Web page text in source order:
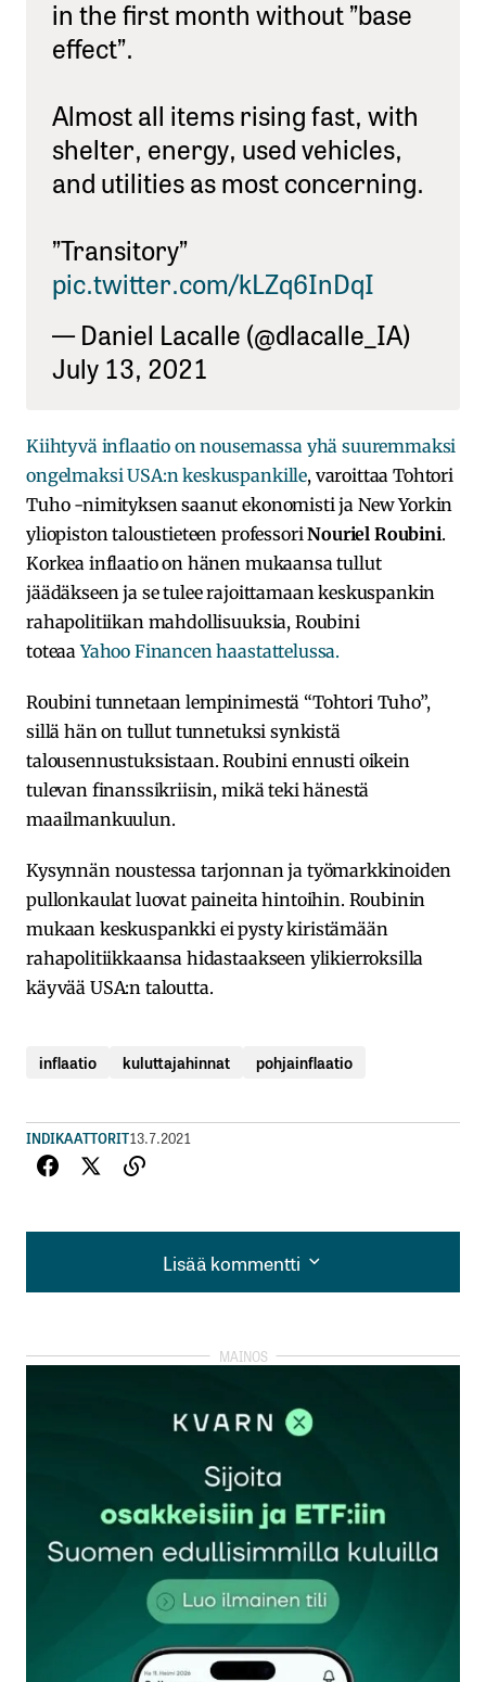
in the first month without ”base
effect”.
Almost all items rising fast, with
shelter, energy, used vehicles,
and utilities as most concerning.
”Transitory”
pic.twitter.com/kLZq6InDqI
— Daniel Lacalle (@dlacalle_IA)
July 13, 2021
Kiihtyvä inflaatio on nousemassa yhä suuremmaksi
ongelmaksi USA:n keskuspankille, varoittaa Tohtori
Tuho -nimityksen saanut ekonomisti ja New Yorkin
yliopiston taloustieteen professoriNouriel Roubini.
Korkea inflaatio on hänen mukaansa tullut
jäädäkseen ja se tulee rajoittamaan keskuspankin
rahapolitiikan mahdollisuuksia, Roubini
toteaaYahoo Financen haastattelussa.
Roubini tunnetaan lempinimestä “Tohtori Tuho”,
sillä hän on tullut tunnetuksi synkistä
talousennustuksistaan. Roubini ennusti oikein
tulevan finanssikriisin, mikä teki hänestä
maailmankuulun.
Kysynnän noustessa tarjonnan ja työmarkkinoiden
pullonkaulat luovat paineita hintoihin. Roubinin
mukaan keskuspankki ei pysty kiristämään
rahapolitiikkaansa hidastaakseen ylikierroksilla
käyvää USA:n taloutta.
inflaatio kuluttajahinnat pohjainflaatio
INDIKAATTORIT13.7.2021
Lisää kommentti
Lisää kommentti
kirjautua
rekisteröityä
Sähköpostiosoitettasi ei julkaista.Pakolliset
kentät on merkitty*
Kommentti*